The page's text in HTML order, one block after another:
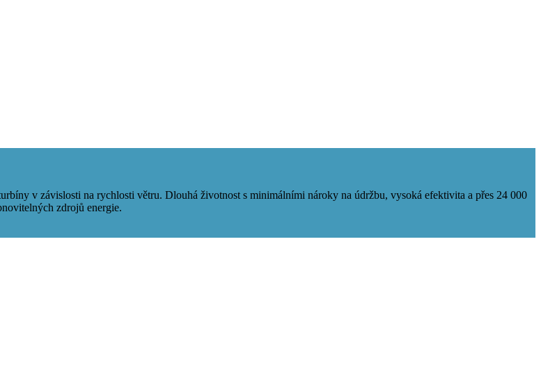
v závislosti na rychlosti větru. Dlouhá životnost s minimálními nároky na údržbu, vysoká efektivita a přes 24 000
zdrojů energie.